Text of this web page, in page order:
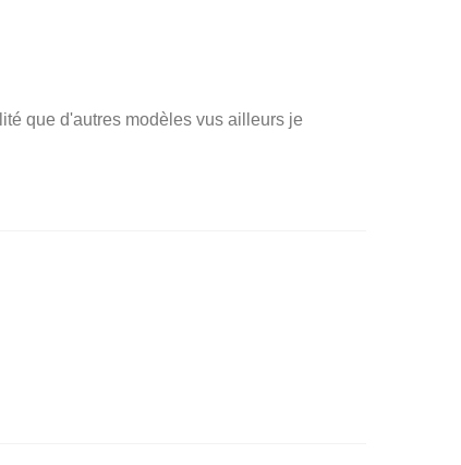
que d'autres modèles vus ailleurs je